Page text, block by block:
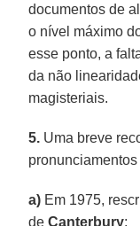
documentos de
o nível máximo
esse ponto, a
da não
magisteriais.
5. Uma breve
a) Em 1975,
deCanterbury;